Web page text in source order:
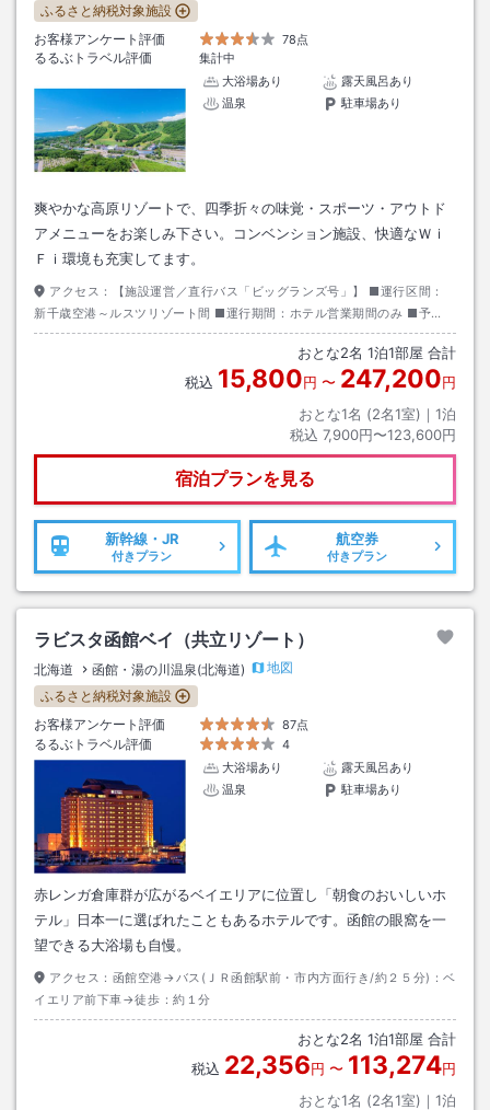
ふるさと納税対象施設
お客様アンケート評価
78点
るるぶトラベル評価
集計中
大浴場あり
露天風呂あり
温泉
駐車場あり
爽やかな高原リゾートで、四季折々の味覚・スポーツ・アウトド
アメニューをお楽しみ下さい。コンベンション施設、快適なＷｉ
Ｆｉ環境も充実してます。
アクセス：
【施設運営／直行バス「ビッグランズ号」】 ■運行区間：
新千歳空港～ルスツリゾート間 ■運行期間：ホテル営業期間のみ ■予
約：必須。７日前の事前予約制※期限までに予約が無い場合運休 ■料金：
有料 ■行き：新千歳空港→ルスツリゾート（下車後、ホテルまで徒歩約０
分） ■帰り：ルスツリゾート→新千歳空港（国内線・国際線、各バス停留
おとな2名 1泊1部屋 合計
税込 15,800円 〜 247,200円
おとな1名 (2名1室)｜ 1泊
税込 7,900円〜123,600円
宿泊プランを見る
新幹線・JR
付きプラン
航空券
付きプラン
ラビスタ函館ベイ（共立リゾート）
北海道 函館・湯の川温泉(北海道)
地図
ふるさと納税対象施設
お客様アンケート評価
87点
るるぶトラベル評価
4
大浴場あり
露天風呂あり
温泉
駐車場あり
赤レンガ倉庫群が広がるベイエリアに位置し「朝食のおいしいホ
テル」日本一に選ばれたこともあるホテルです。函館の眼窩を一
望できる大浴場も自慢。
アクセス： 函館空港→バス(ＪＲ函館駅前・市内方面行き/約２５分)：ベ
イエリア前下車→徒歩：約１分
おとな2名 1泊1部屋 合計
税込 22,356円 〜 113,274円
おとな1名 (2名1室)｜ 1泊